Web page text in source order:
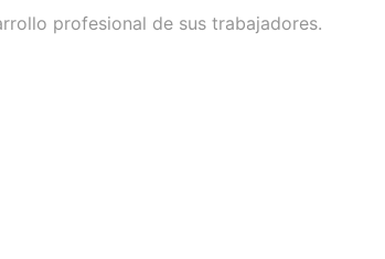
profesional de sus trabajadores.